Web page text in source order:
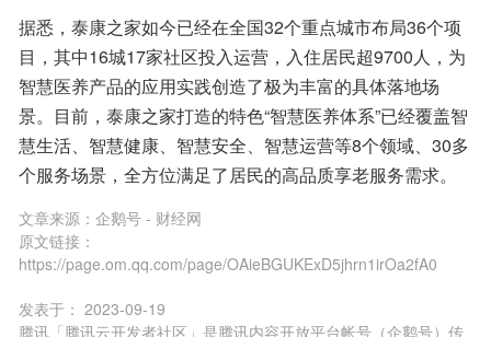
据悉，泰康之家如今已经在全国32个重点城市布局36个项
目，其中16城17家社区投入运营，入住居民超9700人，为
智慧医养产品的应用实践创造了极为丰富的具体落地场
景。目前，泰康之家打造的特色“智慧医养体系”已经覆盖智
慧生活、智慧健康、智慧安全、智慧运营等8个领域、30多
个服务场景，全方位满足了居民的高品质享老服务需求。
文章来源： 企鹅号 - 财经网
原文链接：
https://page.om.qq.com/page/OAieBGUKExD5jhrn1irOa2fA0
发表于： 2023-09-19
腾讯「腾讯云开发者社区」是腾讯内容开放平台帐号（企鹅号）传